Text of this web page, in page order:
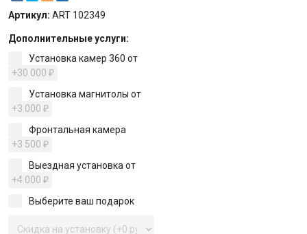
Артикул: ART 102349
Дополнительные услуги:
Установка камер 360 от
+30 000 ₽
Установка магнитолы от
+3 000 ₽
Фронтальная камера
+3 500 ₽
Выездная установка от
+4 000 ₽
Выберите ваш подарок